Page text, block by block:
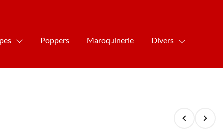
Poppers Maroquinerie Divers